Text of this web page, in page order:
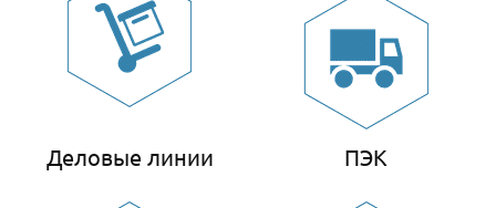
Деловые линии ПЭК